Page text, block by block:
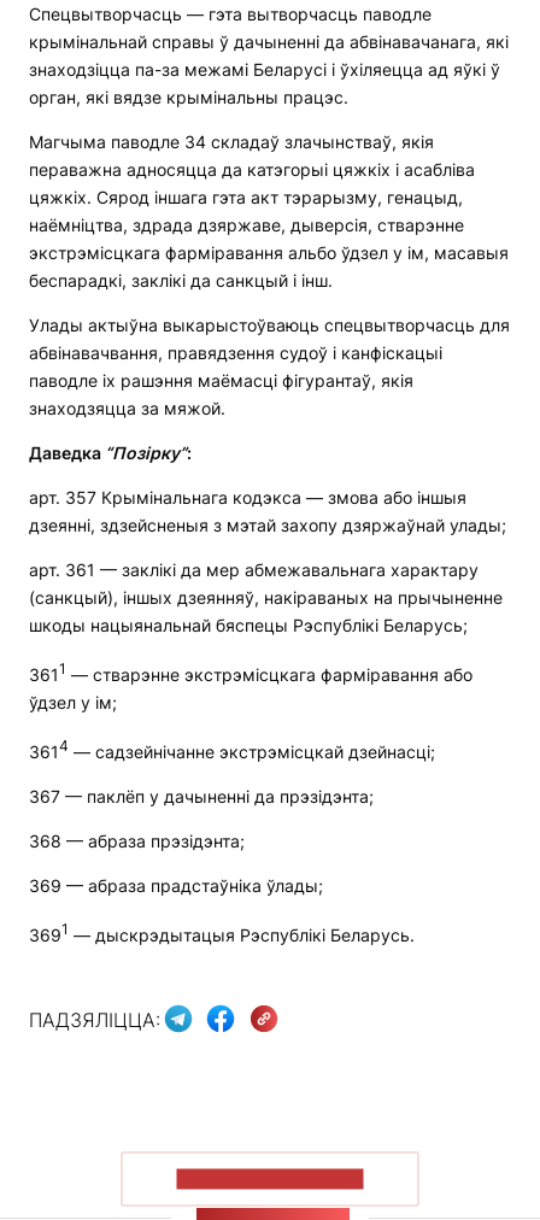
Спецвытворчасць — гэта вытворчасць паводле
крымінальнай справы ў дачыненні да абвінавачанага, які
знаходзіцца па-за межамі Беларусі і ўхіляецца ад яўкі ў
орган, які вядзе крымінальны працэс.
Магчыма паводле 34 складаў злачынстваў, якія
пераважна адносяцца да катэгорыі цяжкіх і асабліва
цяжкіх. Сярод іншага гэта акт тэрарызму, генацыд,
наёмніцтва, здрада дзяржаве, дыверсія, стварэнне
экстрэмісцкага фарміравання альбо ўдзел у ім, масавыя
беспарадкі, заклікі да санкцый і інш.
Улады актыўна выкарыстоўваюць спецвытворчасць для
абвінавачвання, правядзення судоў і канфіскацыі
паводле іх рашэння маёмасці фігурантаў, якія
знаходзяцца за мяжой.
Даведка “Позірку”:
арт. 357 Крымінальнага кодэкса — змова або іншыя
дзеянні, здзейсненыя з мэтай захопу дзяржаўнай улады;
арт. 361 — заклікі да мер абмежавальнага характару
(санкцый), іншых дзеянняў, накіраваных на прычыненне
шкоды нацыянальнай бяспецы Рэспублікі Беларусь;
3611 — стварэнне экстрэмісцкага фарміравання або
ўдзел у ім;
3614 — садзейнічанне экстрэмісцкай дзейнасці;
367 — паклёп у дачыненні да прэзідэнта;
368 — абраза прэзідэнта;
369 — абраза прадстаўніка ўлады;
3691 — дыскрэдытацыя Рэспублікі Беларусь.
ПАДЗЯЛІЦЦА: